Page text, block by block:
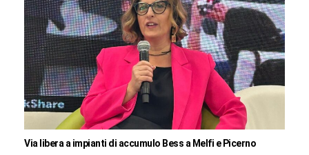
Via libera a impianti di accumulo Bess a Melfi e Picerno